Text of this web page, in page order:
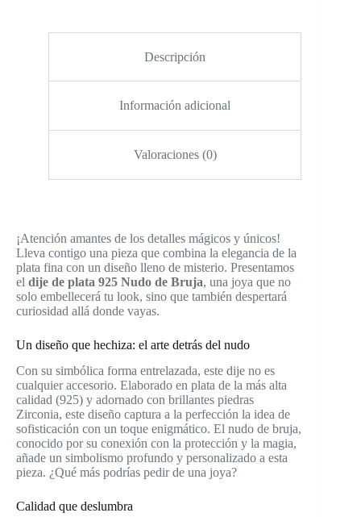
Descripción
Información adicional
Valoraciones (0)
¡Atención amantes de los detalles mágicos y únicos!
Lleva contigo una pieza que combina la elegancia de la
plata fina con un diseño lleno de misterio. Presentamos
el dije de plata 925 Nudo de Bruja, una joya que no
solo embellecerá tu look, sino que también despertará
curiosidad allá donde vayas.
Un diseño que hechiza: el arte detrás del nudo
Con su simbólica forma entrelazada, este dije no es
cualquier accesorio. Elaborado en plata de la más alta
calidad (925) y adornado con brillantes piedras
Zirconia, este diseño captura a la perfección la idea de
sofisticación con un toque enigmático. El nudo de bruja,
conocido por su conexión con la protección y la magia,
añade un simbolismo profundo y personalizado a esta
pieza. ¿Qué más podrías pedir de una joya?
Calidad que deslumbra